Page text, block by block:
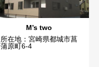
M’s two
所在地：宮崎県都城市菖
蒲原町6-4